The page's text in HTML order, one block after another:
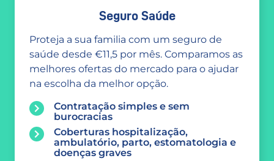
Seguro Saúde
Proteja a sua familia com um seguro de
saúde desde €11,5 por mês. Comparamos as
melhores ofertas do mercado para o ajudar
na escolha da melhor opção.
Contratação simples e sem
burocracias
Coberturas hospitalização,
ambulatório, parto, estomatologia e
doenças graves